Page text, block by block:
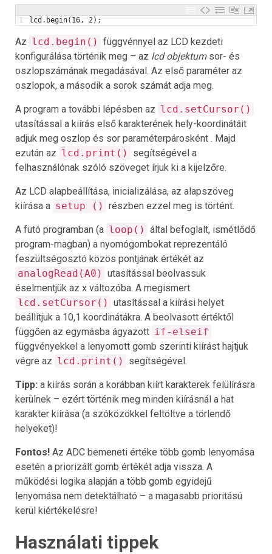
1 lcd . begin( 16 , 2 ) ;
Az lcd.begin() függvénnyel az LCD kezdeti
konfigurálása történik meg – az lcd objektumsor- és
oszlopszámának megadásával. Az első paraméter az
oszlopok, a második a sorok számát adja meg.
A program a további lépésben az lcd.setCursor()
utasítással a kiírás első karakterének hely-koordinátáit
adjuk meg oszlop és sor paraméterpárosként . Majd
ezután az lcd.print()
segítségével a
felhasználónak szóló szöveget írjuk ki a kijelzőre.
Az LCD alapbeállítása, inicializálása, az alapszöveg
kiírása a setup () részben ezzel meg is történt.
A futó programban (a loop() által befoglalt, ismétlődő
program-magban) a nyomógombokat reprezentáló
feszültségosztó közös pontjának értékét az
analogRead(A0) utasítással beolvassuk
éselmentjük az x változóba. A megismert
lcd.setCursor() utasítással a kiírási helyet
beállítjuk a 10,1 koordinátákra. A beolvasott értéktől
függően az egymásba ágyazott if-elseif
függvényekkel a lenyomott gomb szerinti kiírást hajtjuk
végre az lcd.print() segítségével.
Tipp: a kiírás során a korábban kiírt karakterek felülírásra
kerülnek – ezért történik meg minden kiírásnál a hat
karakter kiírása (a szóközökkel feltöltve a törlendő
helyeket)!
Fontos! Az ADC bemeneti értéke több gomb lenyomása
esetén a priorizált gomb értékét adja vissza. A
működési logika alapján a több gomb egyidejű
lenyomása nem detektálható – a magasabb prioritású
kerül kiértékelésre!
Használati tippek